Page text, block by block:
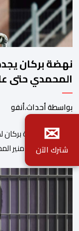
نهضة بركان
المحمدي حتى عام
بواسطة أحداث.أنفو
​أعلن نادي نهضة
الدولي المغربي منير
على منصات التواصل
إشارة إلى رغبة
✉
شترك الآن